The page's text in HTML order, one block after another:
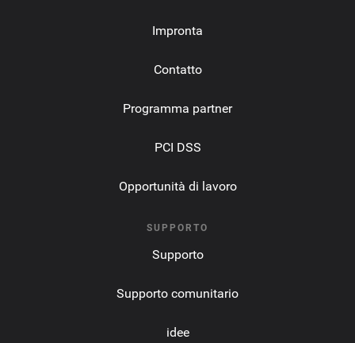
Impronta
Contatto
Programma partner
PCI DSS
Opportunità di lavoro
SUPPORTO
Supporto
Supporto comunitario
idee